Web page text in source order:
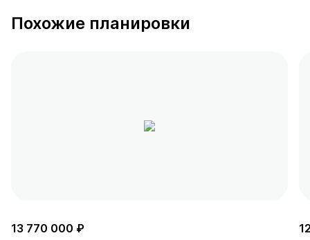
Похожие планировки
13 770 000 ₽